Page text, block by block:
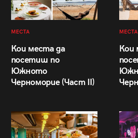
МЕСТА
Кои места да
посетиш по
Южното
Черноморие (Част II)
МЕСТА
Кои